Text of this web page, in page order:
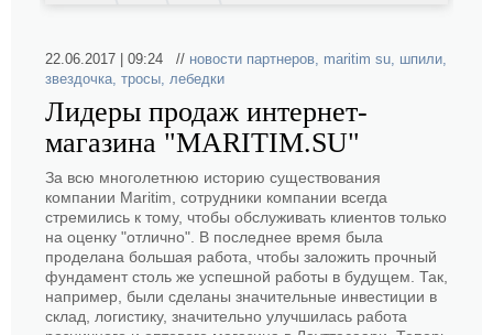
22.06.2017 | 09:24 // новости партнеров, maritim su, шпили,
звездочка, тросы, лебедки
Лидеры продаж интернет-
магазина "MARITIM.SU"
За всю многолетнюю историю существования
компании Maritim, сотрудники компании всегда
стремились к тому, чтобы обслуживать клиентов только
на оценку "отлично". В последнее время была
проделана большая работа, чтобы заложить прочный
фундамент столь же успешной работы в будущем. Так,
например, были сделаны значительные инвестиции в
склад, логистику, значительно улучшилась работа